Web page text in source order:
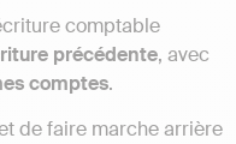
comptable
précédente, avec
comptes.
de faire marche arrière